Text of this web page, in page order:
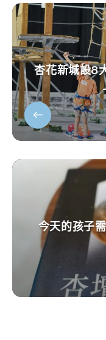
杏花新城設8
今天的孩子